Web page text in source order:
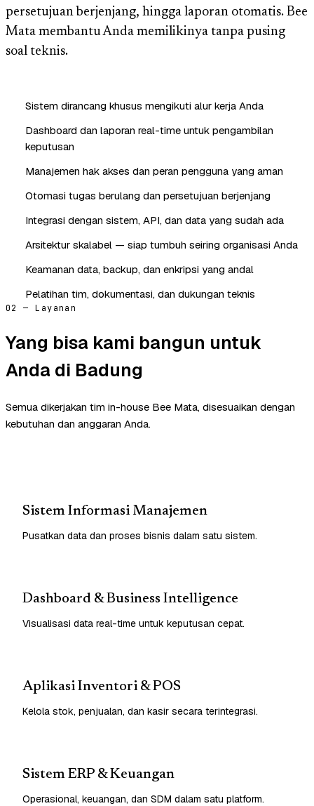
persetujuan berjenjang, hingga laporan otomatis. Bee
Mata membantu Anda memilikinya tanpa pusing
soal teknis.
Sistem dirancang khusus mengikuti alur kerja Anda
Dashboard dan laporan real-time untuk pengambilan
keputusan
Manajemen hak akses dan peran pengguna yang aman
Otomasi tugas berulang dan persetujuan berjenjang
Integrasi dengan sistem, API, dan data yang sudah ada
Arsitektur skalabel — siap tumbuh seiring organisasi Anda
Keamanan data, backup, dan enkripsi yang andal
Pelatihan tim, dokumentasi, dan dukungan teknis
02 — Layanan
Yang bisa kami bangun untuk
Anda di Badung
Semua dikerjakan tim in-house Bee Mata, disesuaikan dengan
kebutuhan dan anggaran Anda.
Sistem Informasi Manajemen
Pusatkan data dan proses bisnis dalam satu sistem.
Dashboard & Business Intelligence
Visualisasi data real-time untuk keputusan cepat.
Aplikasi Inventori & POS
Kelola stok, penjualan, dan kasir secara terintegrasi.
Sistem ERP & Keuangan
Operasional, keuangan, dan SDM dalam satu platform.